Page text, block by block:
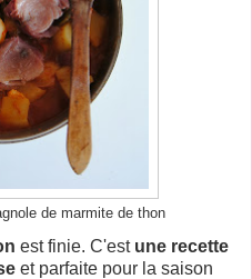
de marmite de thon
est finie. C'est une recette
et parfaite pour la saison